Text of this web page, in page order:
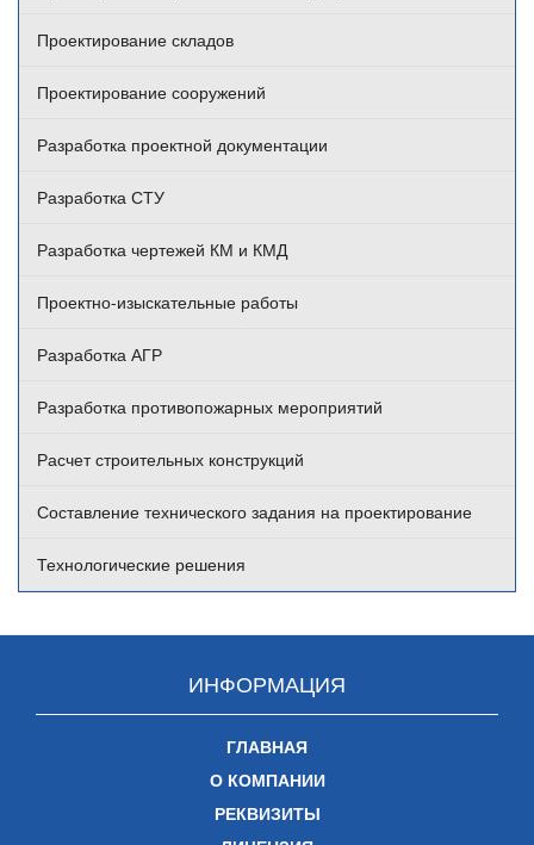
Проектирование складов
Проектирование сооружений
Разработка проектной документации
Разработка СТУ
Разработка чертежей КМ и КМД
Проектно-изыскательные работы
Разработка АГР
Разработка противопожарных мероприятий
Расчет строительных конструкций
Составление технического задания на проектирование
Технологические решения
ИНФОРМАЦИЯ
ГЛАВНАЯ
О КОМПАНИИ
РЕКВИЗИТЫ